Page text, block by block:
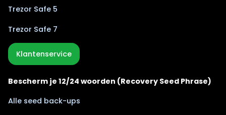
Trezor Safe 5
Trezor Safe 7
Klantenservice
Bescherm je 12/24 woorden (Recovery Seed Phrase)
Alle seed back-ups